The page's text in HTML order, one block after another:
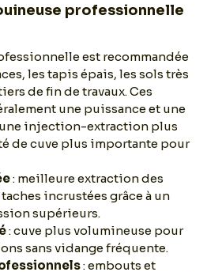
professionnelle
est recommandée
les tapis épais, les sols très
de fin de travaux. Ces
une puissance et une
injection-extraction plus
de cuve plus importante pour
: meilleure extraction des
incrustées grâce à un
supérieurs.
: cuve plus volumineuse pour
sans vidange fréquente.
: embouts et